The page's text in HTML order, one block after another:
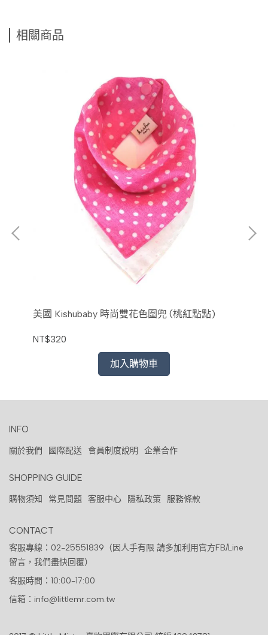
相關商品
美國 Kishubaby 時尚雙花色圍兜 (桃紅點點)
NT$320
加入購物車
INFO
關於我們 國際配送 會員制度說明 企業合作
SHOPPING GUIDE
購物須知 常見問題 客服中心 隱私政策 服務條款
CONTACT
客服專線：02-25551839（因人手有限 請多加利用官方FB/Line
留言，我們盡快回覆）
客服時間：10:00-17:00
信箱：info@littlemr.com.tw